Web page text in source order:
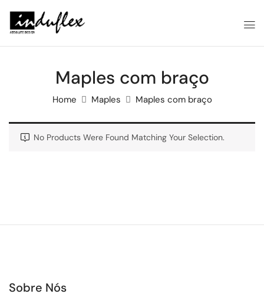
Maples com braço
Home Maples Maples com braço
No Products Were Found Matching Your Selection.
Sobre Nós